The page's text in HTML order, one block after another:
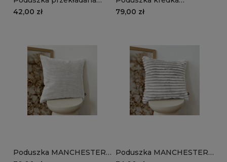
MANCHESTER LN03 |
42,00 zł
MANCHESTER LN01 |
79,00 zł
Poduszka MANCHESTER
Poduszka MANCHESTER